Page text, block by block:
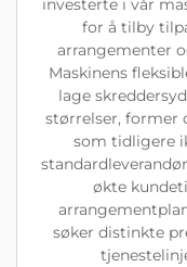
investerte i vår
for å tilby
arrangementer
Maskinens
lage
størrelser, former
som tidligere
økte
søker distinkte